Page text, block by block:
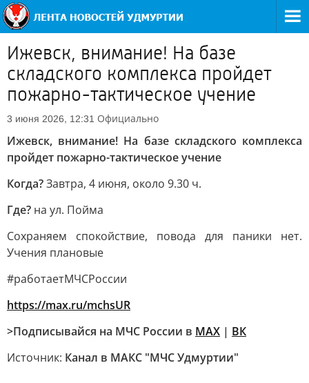
Ижевск, внимание! На базе
складского комплекса пройдет
пожарно-тактическое учение
3 июня 2026, 12:31 Официально
Ижевск, внимание! На базе складского комплекса
пройдет пожарно-тактическое учение
Когда?Завтра, 4 июня, около 9.30 ч.
Где? на ул. Пойма
Сохраняем спокойствие, повода для паники нет.
Учения плановые
#работаетМЧСРоссии
https://max.ru/mchsUR
>Подписывайся на МЧС России в MAX | ВК
Источник: Канал в МАКС "МЧС Удмуртии"